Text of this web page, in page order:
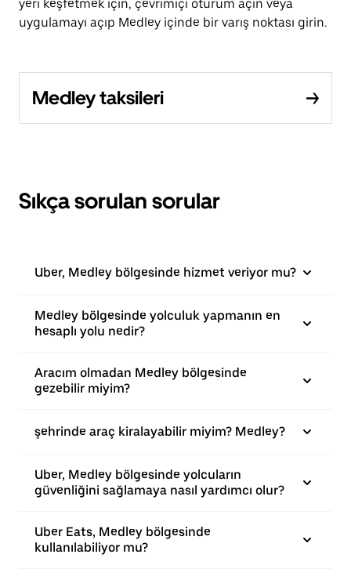
yeri keşfetmek için, çevrimiçi oturum açın veya
uygulamayı açıp Medley içinde bir varış noktası girin.
Medley taksileri
Sıkça sorulan sorular
Uber, Medley bölgesinde hizmet veriyor mu?
Medley bölgesinde yolculuk yapmanın en
hesaplı yolu nedir?
Aracım olmadan Medley bölgesinde
gezebilir miyim?
şehrinde araç kiralayabilir miyim? Medley?
Uber, Medley bölgesinde yolcuların
güvenliğini sağlamaya nasıl yardımcı olur?
Uber Eats, Medley bölgesinde
kullanılabiliyor mu?